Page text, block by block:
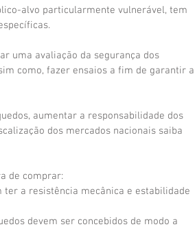
alvo particularmente vulnerável, tem
uma avaliação da segurança dos
como, fazer ensaios a fim de garantir a
aumentar a responsabilidade dos
dos mercados nacionais saiba
de comprar:
ter a resistência mecânica e estabilidade
devem ser concebidos de modo a